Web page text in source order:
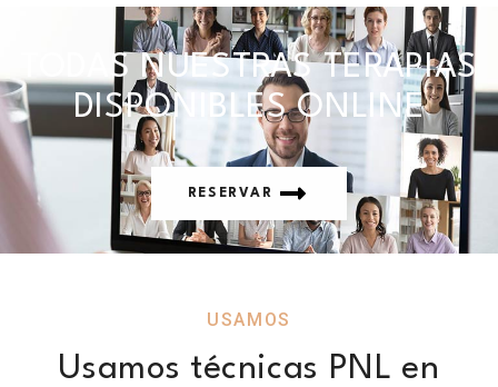
TODAS NUESTRAS TERAPIAS
DISPONIBLES ONLINE
RESERVAR
USAMOS
Usamos técnicas PNL en